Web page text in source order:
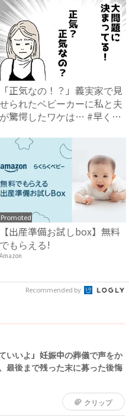
「正気なの！？」義実家で見
せられたベビーカーに私と夫
が驚愕したワケは… #早く
Promoted
【出産準備お試しbox】無料
でもらえる!
Amazon
Recommended by
いいよ」妊娠中の葬儀で声をか
最後まで残った末に募った後悔
クリップ